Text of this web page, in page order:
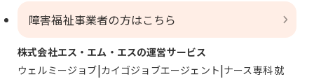
障害福祉事業者の方はこちら
株式会社エス・エム・エスの運営サービス
ウェルミージョブ カイゴジョブエージェント ナース専科 就